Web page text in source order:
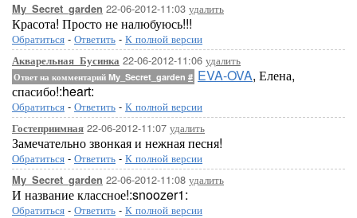
My_Secret_garden 22-06-2012-11:03 удалить
Красота! Просто не налюбуюсь!!!
Обратиться - Ответить - К полной версии
Акварельная_Бусинка 22-06-2012-11:06 удалить
Ответ на комментарий My_Secret_garden # EVA-OVA, Елена,
спасибо!:heart:
Обратиться - Ответить - К полной версии
Гостеприимная 22-06-2012-11:07 удалить
Замечательно звонкая и нежная песня!
Обратиться - Ответить - К полной версии
My_Secret_garden 22-06-2012-11:08 удалить
И название классное!:snoozer1:
Обратиться - Ответить - К полной версии